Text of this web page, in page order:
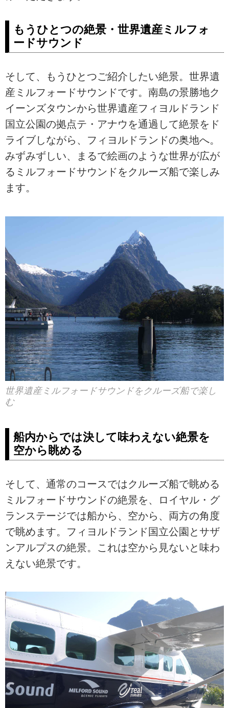
もうひとつの絶景・世界遺産ミルフォ
ードサウンド
そして、もうひとつご紹介したい絶景。世界遺
産ミルフォードサウンドです。南島の景勝地ク
イーンズタウンから世界遺産フィヨルドランド
国立公園の拠点テ・アナウを通過して絶景をド
ライブしながら、フィヨルドランドの奥地へ。
みずみずしい、まるで絵画のような世界が広が
るミルフォードサウンドをクルーズ船で楽しみ
ます。
世界遺産ミルフォードサウンドをクルーズ船で楽し
む
船内からでは決して味わえない絶景を
空から眺める
そして、通常のコースではクルーズ船で眺める
ミルフォードサウンドの絶景を、ロイヤル・グ
ランステージでは船から、空から、両方の角度
で眺めます。フィヨルドランド国立公園とサザ
ンアルプスの絶景。これは空から見ないと味わ
えない絶景です。